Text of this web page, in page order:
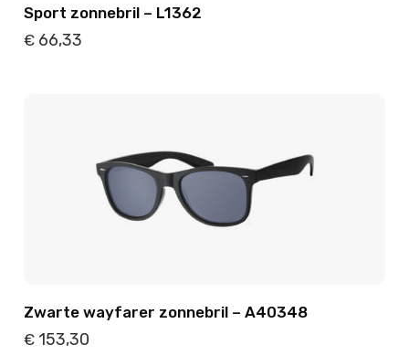
Sport zonnebril – L1362
€66,33
Zwarte wayfarer zonnebril – A40348
€153,30